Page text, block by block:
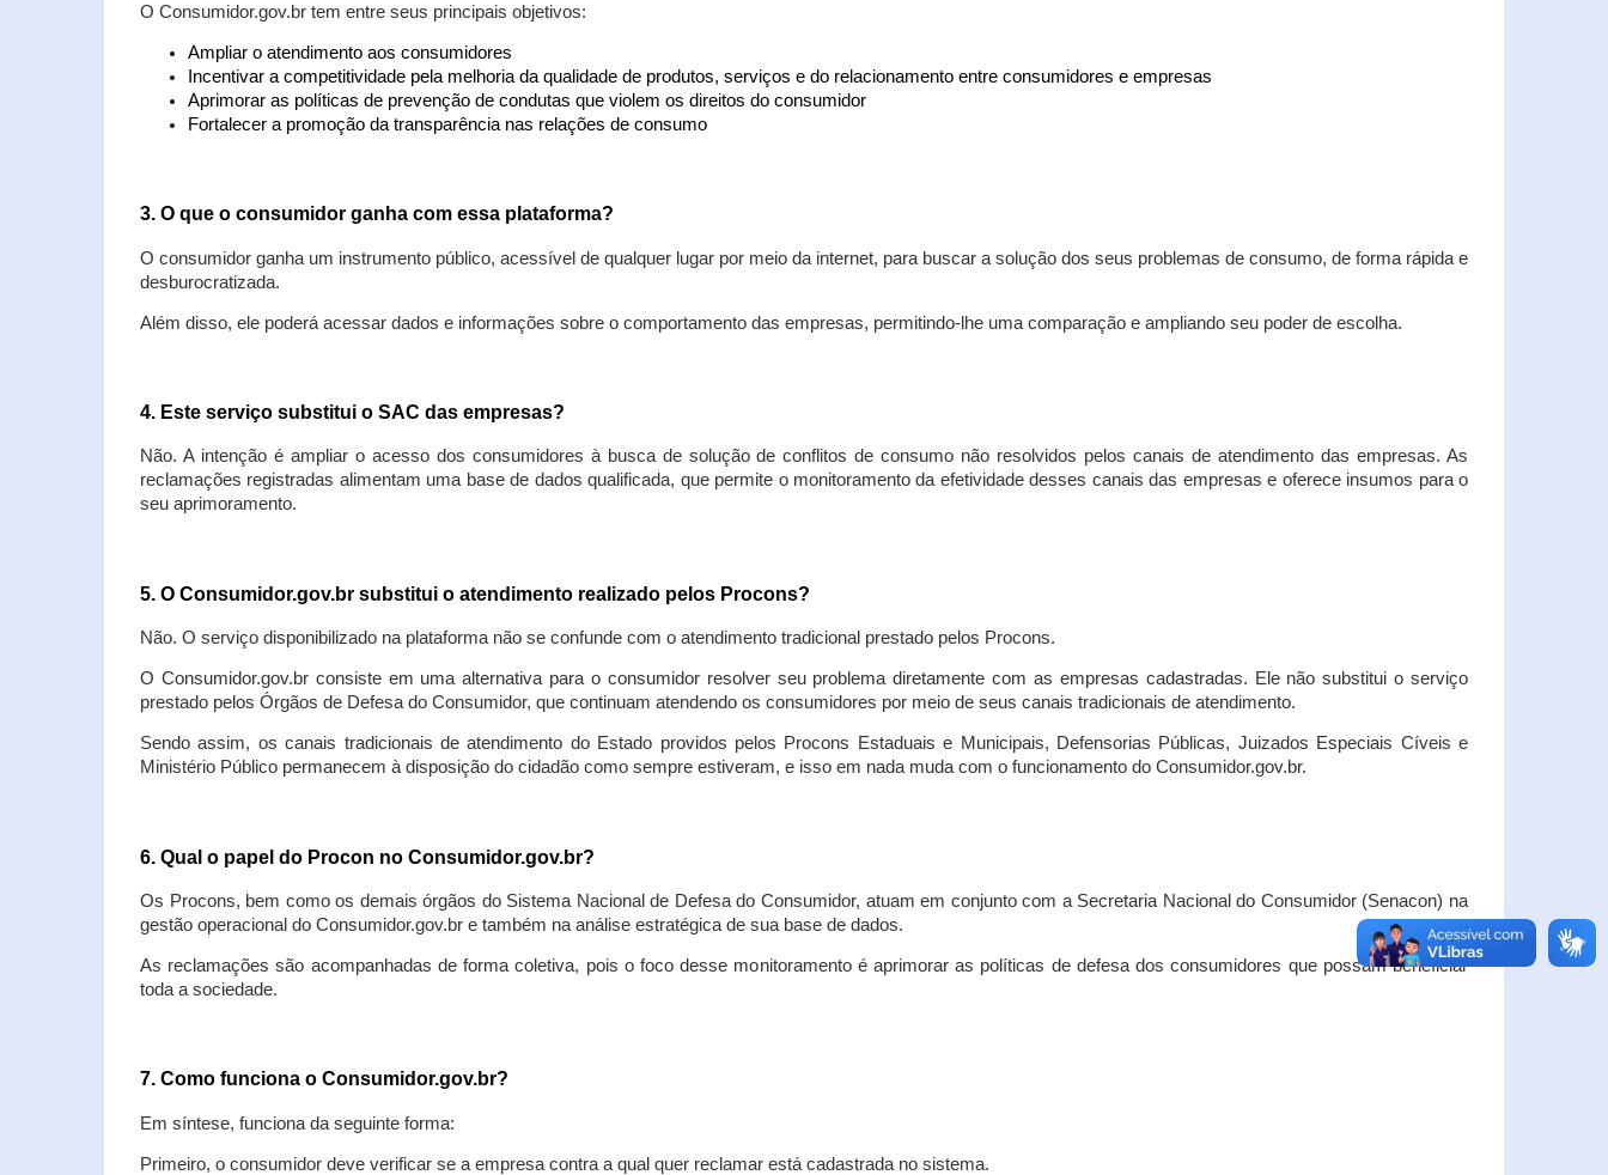
O Consumidor.gov.br tem entre seus principais objetivos:
Ampliar o atendimento aos consumidores
Incentivar a competitividade pela melhoria da qualidade de produtos, serviços e do relacionamento entre consumidores e empresas
Aprimorar as políticas de prevenção de condutas que violem os direitos do consumidor
Fortalecer a promoção da transparência nas relações de consumo
3. O que o consumidor ganha com essa plataforma?
O consumidor ganha um instrumento público, acessível de qualquer lugar por meio da internet, para buscar a solução dos seus problemas de consumo, de forma rápida e
desburocratizada.
Além disso, ele poderá acessar dados e informações sobre o comportamento das empresas, permitindo-lhe uma comparação e ampliando seu poder de escolha.
4. Este serviço substitui o SAC das empresas?
Não. A intenção é ampliar o acesso dos consumidores à busca de solução de conflitos de consumo não resolvidos pelos canais de atendimento das empresas. As
reclamações registradas alimentam uma base de dados qualificada, que permite o monitoramento da efetividade desses canais das empresas e oferece insumos para o
seu aprimoramento.
5. O Consumidor.gov.br substitui o atendimento realizado pelos Procons?
Não. O serviço disponibilizado na plataforma não se confunde com o atendimento tradicional prestado pelos Procons.
O Consumidor.gov.br consiste em uma alternativa para o consumidor resolver seu problema diretamente com as empresas cadastradas. Ele não substitui o serviço
prestado pelos Órgãos de Defesa do Consumidor, que continuam atendendo os consumidores por meio de seus canais tradicionais de atendimento.
Sendo assim, os canais tradicionais de atendimento do Estado providos pelos Procons Estaduais e Municipais, Defensorias Públicas, Juizados Especiais Cíveis e
Ministério Público permanecem à disposição do cidadão como sempre estiveram, e isso em nada muda com o funcionamento do Consumidor.gov.br.
6. Qual o papel do Procon no Consumidor.gov.br?
Os Procons, bem como os demais órgãos do Sistema Nacional de Defesa do Consumidor, atuam em conjunto com a Secretaria Nacional do Consumidor (Senacon) na
gestão operacional do Consumidor.gov.br e também na análise estratégica de sua base de dados.
As reclamações são acompanhadas de forma coletiva, pois o foco desse monitoramento é aprimorar as políticas de defesa dos consumidores que possam beneficiar
toda a sociedade.
7. Como funciona o Consumidor.gov.br?
Em síntese, funciona da seguinte forma:
Primeiro, o consumidor deve verificar se a empresa contra a qual quer reclamar está cadastrada no sistema.